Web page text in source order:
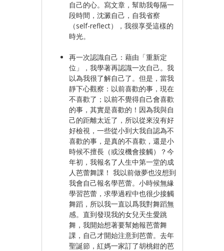
自己的心。寫文章，幫助我每隔一
段時間，沈澱自己，自我省察
（self-reflect），我很享受這樣的
時光。
再一次認識自己：藉由「重新定
位」，我學著再認識一次自己。我
以為我很了解自己了。但是，當我
靜下心觀察：以前喜歡的事，現在
不喜歡了；以前不覺得自己會喜歡
的事，其實是喜歡的！因為我與自
己的距離太近了，所以從來沒有好
好檢視，一些從小到大我自認為不
喜歡的事，是真的不喜歡，還是小
時候不擅長（或沒機會接觸）？今
年初，我報名了人生中第一堂的成
人芭蕾舞課！ 我以前做夢也沒想到
我會自己報名學芭蕾。小時候無緣
學習芭蕾，求學過程中也很少接觸
舞蹈，所以我一直以爲我對舞蹈無
感。直到發現我的女兒天生愛跳
舞，我開始想著要幫她報芭蕾舞
課，自己才開始注意到芭蕾。去年
聖誕節，紅媽一家訂了胡桃鉗的芭